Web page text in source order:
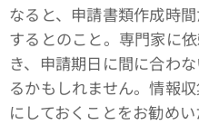
なると、申請書類作成時
するとのこと。専門家に
き、申請期日に間に合わ
るかもしれません。情報
にしておくことをお勧めい